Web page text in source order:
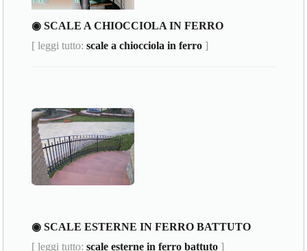
◉ SCALE A CHIOCCIOLA IN FERRO
[ leggi tutto:scale a chiocciola in ferro ]
◉ SCALE ESTERNE IN FERRO BATTUTO
[ leggi tutto:scale esterne in ferro battuto ]